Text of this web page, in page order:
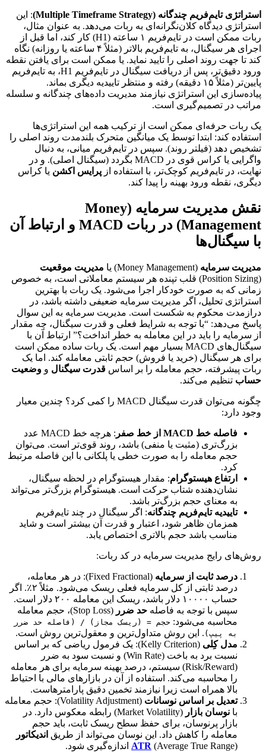
استراتژی تایم‌فریم چندگانه (Multiple Timeframe Strategy)
: این
استراتژی دیدگاه کلان‌نگرانه‌ای به ربات می‌دهد. به عنوان مثال،
ربات ممکن است در تایم‌فریم ۱ ساعته (H1) کار کند، اما قبل از
اجرای هر سیگنال، به تایم‌فریم بالاتر (مثلاً ۴ ساعته یا روزانه) نگاه
کند تا جهت روند اصلی را تایید نماید. یا ممکن است برای یافتن نقطه
ورود دقیق‌تر، پس از دریافت سیگنال در تایم‌فریم H1، به تایم‌فریم
پایین‌تر (مثلاً ۱۵ دقیقه) رفته و منتظر تاییدیه دیگری بماند.
پیاده‌سازی این استراتژی نیازمند مدیریت داده‌های چندگانه و سلسله
مراتب در تصمیم‌گیری است.
یک ربات حرفه‌ای ممکن است از ترکیب همه این استراتژی‌ها
استفاده کند: ابتدا توسط یک میانگین متحرک بلندمدت روند اصلی را
تشخیص دهد (فیلتر روند). سپس در تایم‌فریم میانی، به دنبال
واگرایی یا کراس قوی در MACD بگردد (سیگنال اصلی). و در
نهایت، در تایم‌فریم کوچک‌تر، با استفاده از پرایس اکشن یا کراس
دیگری، نقطه ورود بهینه را پیدا کند.
نقش مدیریت سرمایه (Money
Management) در ربات MACD و ارتباط آن
با سیگنال‌ها
مدیریت سرمایه (Money Management) یا
مدیریت موقعیت
(Position Sizing) قلب تپنده هر سیستم معاملاتی است، به خصوص
زمانی که به صورت خودکار اجرا می‌شود. یک ربات با بهترین
استراتژی تحلیل، اگر مدیریت سرمایه ضعیفی داشته باشد، در
درازمدت محکوم به شکست است. مدیریت سرمایه به این سوال
پاسخ می‌دهد: “با توجه به شرایط فعلی و قدرت سیگنال، چه مقدار
از سرمایه را باید در این معامله به خطر انداخت؟” ارتباط آن با
سیگنال‌های MACD بسیار مهم است. یک ربات ساده ممکن است
برای هر سیگنال (خرید یا فروش) حجم ثابتی معامله کند. اما یک
ربات پیشرفته، حجم معامله را بر اساس قدرت سیگنال و وضعیت
حساب تنظیم می‌کند.
چگونه می‌توان قدرت سیگنال MACD را کمی کرد؟ چندین معیار
وجود دارد:
فاصله خط MACD از خط صفر
: هرچه خط MACD عدد
بزرگ‌تری (مثبت یا منفی) باشد، روند قوی‌تر است. می‌توان
حجم معامله را به صورت خطی یا پلکانی با این فاصله مرتبط
کرد.
ارتفاع هیستوگرام: مقدار هیستوگرام در لحظه سیگنال،
نشان‌دهنده شتاب حرکت است. هیستوگرام بزرگ‌تر می‌تواند
به معنای حجم بزرگ‌تر باشد.
تاییدیه تایم‌فریم چندگانه: اگر سیگنال در چند تایم‌فریم
همزمان ظاهر شود، اعتبار و قدرت آن بیشتر است و شاید
مناسب باشد حجم بالاتری اختصاص یابد.
روش‌های رایج مدیریت سرمایه در کد ربات:
درصد ثابت از سرمایه
(Fixed Fractional): در هر معامله،
درصد ثابتی از کل سرمایه فعلی ریسک می‌شود. مثلاً ۲٪. اگر
حساب ۱۰۰۰۰ دلار باشد، ریسک این معامله ۲۰۰ دلار است.
سپس با توجه به فاصله حد ضرر
(Stop Loss)، حجم معامله
محاسبه می‌شود: حجم = (ریسک مجاز) / (فاصله حد ضرر
به پیپ) . این روش متداول‌ترین و معقول‌ترین روش است.
مدل کِلی
(Kelly Criterion): یک فرمول ریاضی که بر اساس
نسبت برد به باخت (Win Rate) و نسبت سود به ضرر
(Risk/Reward) سیستم، درصد بهینه سرمایه برای هر معامله
را محاسبه می‌کند. استفاده از آن در بازارهای مالی با احتیاط
بالا همراه است زیرا نیازمند تخمین دقیق پارامترهاست.
تعدیل بر اساس نوسانات
(Volatility Adjustment): حجم معامله
با نوسان بازار
(Market Volatility) رابطه معکوس دارد. در
بازار پرنوسان، برای حفظ سطح ریسک ثابت، باید حجم
معامله را کاهش داد. این نوسان می‌تواند از طریق اندیکاتور
ATR (Average True Range) اندازه‌گیری شود.